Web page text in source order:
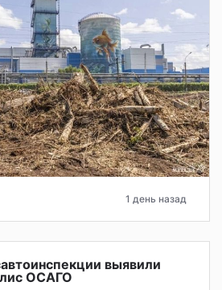
1 день назад
выявили
ОСАГО